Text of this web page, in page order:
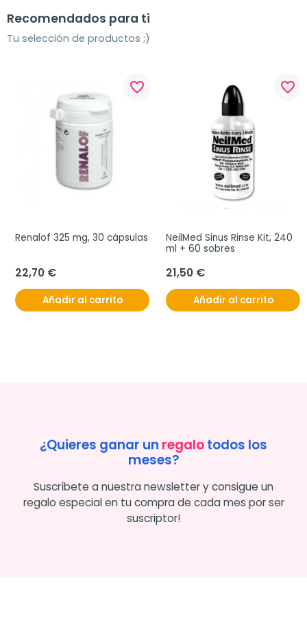
Recomendados para ti
Tu selección de productos ;)
favorite_border
Renalof 325 mg, 30 cápsulas
22,70 €
Añadir al carrito
favorite_border
NeilMed Sinus Rinse Kit, 240
ml + 60 sobres
21,50 €
Añadir al carrito
¿Quieres ganar un regalotodos los
meses?
Suscríbete a nuestra newsletter y consigue un
regalo especial en tu compra de cada mes por ser
suscriptor!